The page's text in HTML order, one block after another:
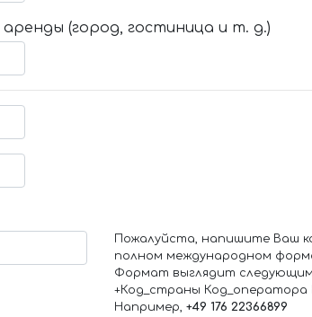
(город, гостиница и т. д.)
Пожалуйста, напишите Ваш
полном международном
Формат выглядит
+Код_страны Код_оператора
Например, +49 176 22366899